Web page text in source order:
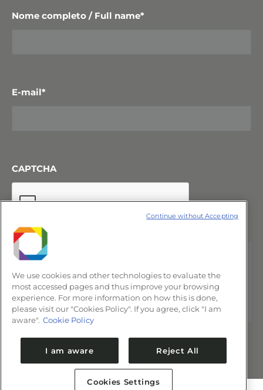
Nome completo / Full name*
E-mail*
CAPTCHA
We use cookies and other technologies to evaluate the
most accessed pages and thus improve your browsing
experience. For more information on how this is done,
please visit our "Cookies Policy". If you agree, click "I am
aware". Cookie Policy
I am aware Reject All
Cookies Settings
Continue without Accepting